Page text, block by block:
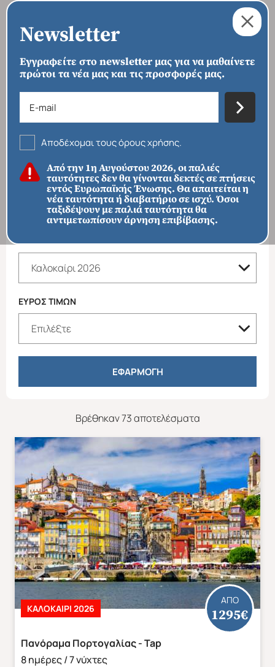
Newsletter
Εγγραφείτε στο newsletter μας για να μαθαίνετε
πρώτοι τα νέα μας και τις προσφορές μας.
Αποδέχομαι τους όρους χρήσης.
Από την 1η Αυγούστου 2026, οι παλιές
ταυτότητες δεν θα γίνονται δεκτές σε πτήσεις
εντός Ευρωπαϊκής Ένωσης. Θα απαιτείται η
νέα ταυτότητα ή διαβατήριο σε ισχύ. Όσοι
ταξιδέψουν με παλιά ταυτότητα θα
αντιμετωπίσουν άρνηση επιβίβασης.
Απευθείας απο Ηράκλειο Εκτός Ευρώπης
ΑΡΧΙΚΗ › ΠΑΚΕΤΑ › ΚΑΛΟΚΑΙΡΙ 2026
ΦΙΛΤΡΑ ΑΝΑΖΗΤΗΣΗΣ
ΠΡΟΟΡΙΣΜΟΙ
ΚΑΤΗΓΟΡΙΑ
ΕΥΡΟΣ ΤΙΜΩΝ
ΕΦΑΡΜΟΓΗ
Βρέθηκαν 73 αποτελέσματα
Πανόραμα Πορτογαλίας - Tap
8 ημέρες / 7 νύχτες
ΑΠΟ
1295€
ΚΑΛΟΚΑΙΡΙ 2026